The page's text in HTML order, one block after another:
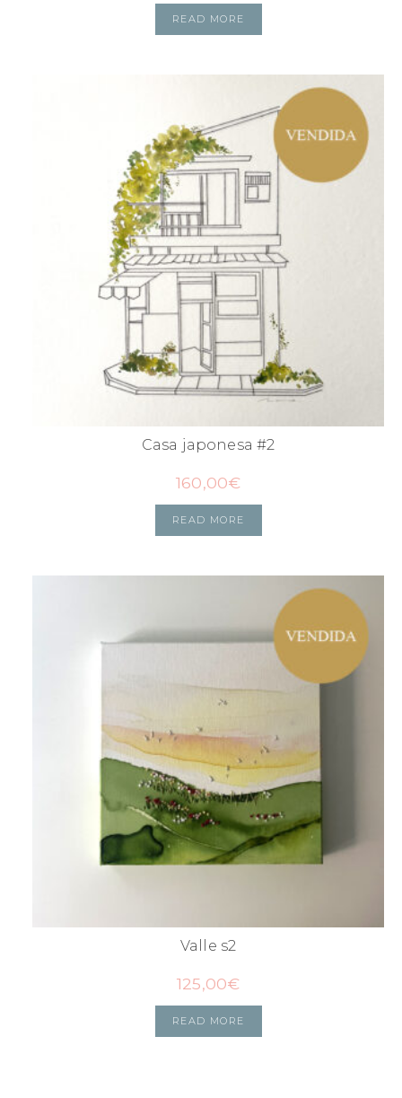
READ MORE
Casa japonesa #2
160,00€
READ MORE
Valle s2
125,00€
READ MORE